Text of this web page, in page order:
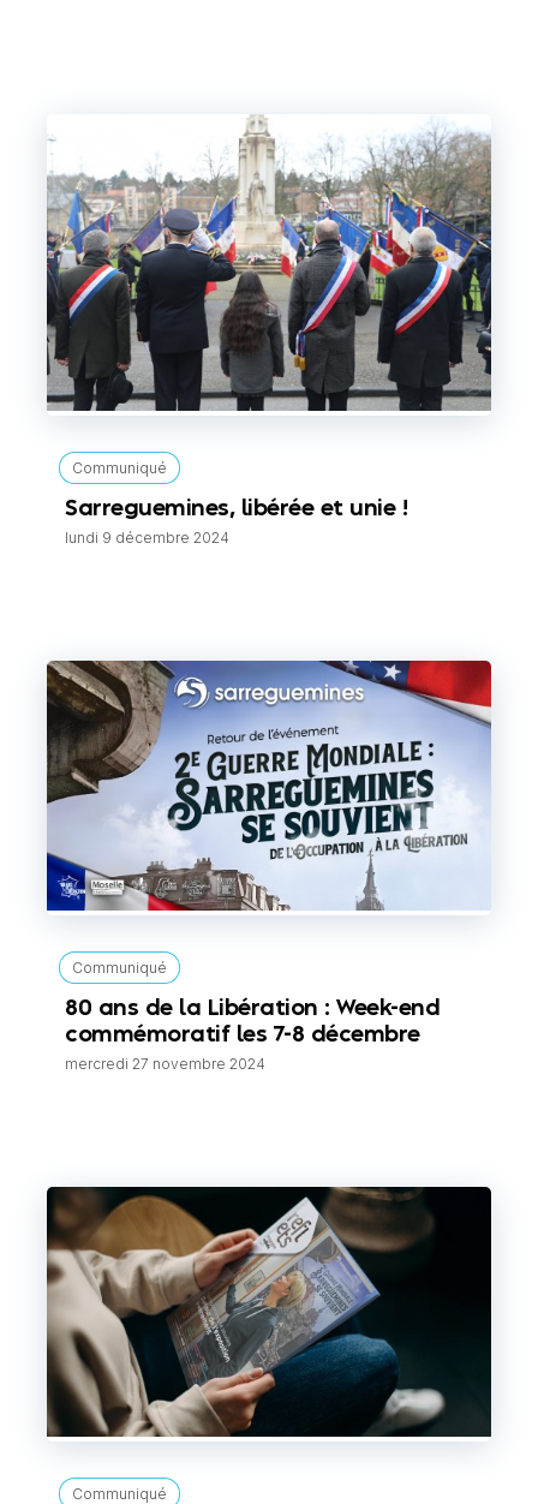
Communiqué
Sarreguemines, libérée et unie !
lundi 9 décembre 2024
Communiqué
80 ans de la Libération : Week-end
commémoratif les 7-8 décembre
mercredi 27 novembre 2024
Communiqué